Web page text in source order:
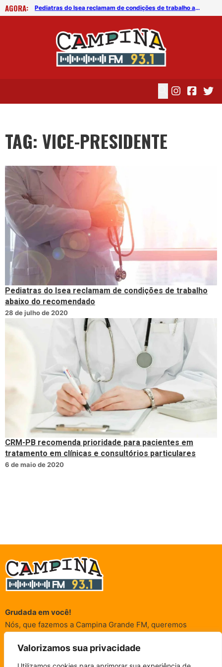
Valorizamos sua privacidade
AGORA:
CRM-PB recomenda prioridade para pacientes em tratamento em clínicas e consultórios particulares Pediatras do Isea reclamam de condições de trabalho abaixo do recomendado
TAG: VICE-PRESIDENTE
Pediatras do Isea reclamam de condições de trabalho
abaixo do recomendado
28 de julho de 2020
CRM-PB recomenda prioridade para pacientes em
tratamento em clínicas e consultórios particulares
6 de maio de 2020
Grudada em você!
Nós, que fazemos a Campina Grande FM, queremos
acompanham sempre. É para vocês que a Rádio existe e por
vocês que as informações (informativas, de entretenimento,